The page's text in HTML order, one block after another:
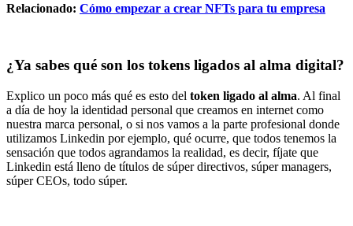
Relacionado: Cómo empezar a crear NFTs para tu empresa
¿Ya sabes qué son los tokens ligados al alma digital?
Explico un poco más qué es esto del token ligado al alma. Al final
a día de hoy la identidad personal que creamos en internet como
nuestra marca personal, o si nos vamos a la parte profesional donde
utilizamos Linkedin por ejemplo, qué ocurre, que todos tenemos la
sensación que todos agrandamos la realidad, es decir, fíjate que
Linkedin está lleno de títulos de súper directivos, súper managers,
súper CEOs, todo súper.